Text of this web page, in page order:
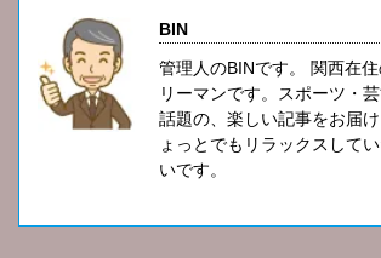
BIN
管理人のBINです。 関西在
リーマンです。スポーツ・
話題の、楽しい記事をお届
ょっとでもリラックスして
いです。